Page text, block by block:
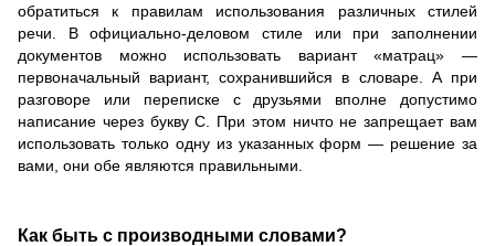
обратиться к правилам использования различных стилей
речи. В официально-деловом стиле или при заполнении
документов можно использовать вариант «матрац» —
первоначальный вариант, сохранившийся в словаре. А при
разговоре или переписке с друзьями вполне допустимо
написание через букву С. При этом ничто не запрещает вам
использовать только одну из указанных форм — решение за
вами, они обе являются правильными.
Как быть с производными словами?